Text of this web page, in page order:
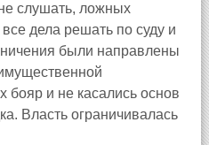
слушать, ложных
дела решать по суду и
были направлены
бояр и не касались основ
Власть ограничивалась